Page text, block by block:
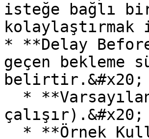
isteğe bağlı
* **Delay
geçen bekleme
belirtir.&#x20;
çalışır).&#x20;